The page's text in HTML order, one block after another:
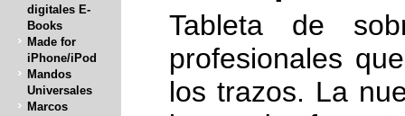
digitales E-
Books
Made for
iPhone/iPod
Mandos
Universales
Marcos
Tableta de
profesionales
los trazos. La